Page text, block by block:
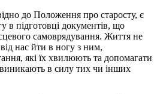
до Положення про старосту, є
в підготовці документів, що
самоврядування. Життя не
від нас йти в ногу з ним,
які їх хвилюють та допомагати
в силу тих чи інших